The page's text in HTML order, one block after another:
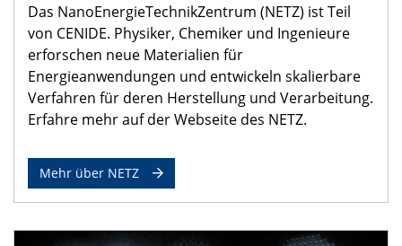
Das NanoEnergieTechnikZentrum (NETZ) ist Teil
von CENIDE. Physiker, Chemiker und Ingenieure
erforschen neue Materialien für
Energieanwendungen und entwickeln skalierbare
Verfahren für deren Herstellung und Verarbeitung.
Erfahre mehr auf der Webseite des NETZ.
Mehr über NETZ